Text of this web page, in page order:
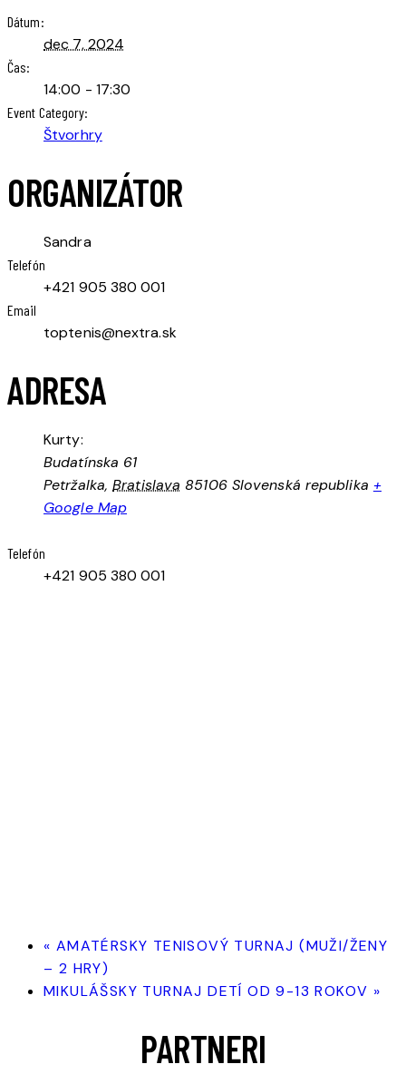
Dátum:
dec 7, 2024
Čas:
14:00 - 17:30
Event Category:
Štvorhry
ORGANIZÁTOR
Sandra
Telefón
+421 905 380 001
Email
toptenis@nextra.sk
ADRESA
Kurty:
Budatínska 61
Petržalka, Bratislava 85106 Slovenská republika +
Google Map
Telefón
+421 905 380 001
« AMATÉRSKY TENISOVÝ TURNAJ (MUŽI/ŽENY
– 2 HRY)
MIKULÁŠSKY TURNAJ DETÍ OD 9-13 ROKOV »
PARTNERI